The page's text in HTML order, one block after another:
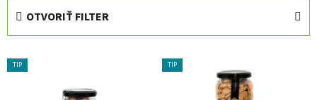
e
OTVORIŤ FILTER
V
ý
TIP TIP